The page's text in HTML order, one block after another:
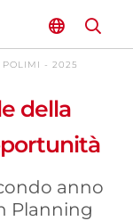
- 2025
della
anno
Planning